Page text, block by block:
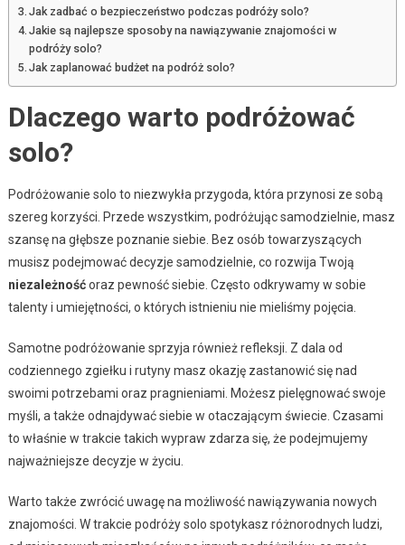
Jak zadbać o bezpieczeństwo podczas podróży solo?
Jakie są najlepsze sposoby na nawiązywanie znajomości w
podróży solo?
Jak zaplanować budżet na podróż solo?
Dlaczego warto podróżować
solo?
Podróżowanie solo to niezwykła przygoda, która przynosi ze sobą
szereg korzyści. Przede wszystkim, podróżując samodzielnie, masz
szansę na głębsze poznanie siebie. Bez osób towarzyszących
musisz podejmować decyzje samodzielnie, co rozwija Twoją
niezależnośćoraz pewność siebie. Często odkrywamy w sobie
talenty i umiejętności, o których istnieniu nie mieliśmy pojęcia.
Samotne podróżowanie sprzyja również refleksji. Z dala od
codziennego zgiełku i rutyny masz okazję zastanowić się nad
swoimi potrzebami oraz pragnieniami. Możesz pielęgnować swoje
myśli, a także odnajdywać siebie w otaczającym świecie. Czasami
to właśnie w trakcie takich wypraw zdarza się, że podejmujemy
najważniejsze decyzje w życiu.
Warto także zwrócić uwagę na możliwość nawiązywania nowych
znajomości. W trakcie podróży solo spotykasz różnorodnych ludzi,